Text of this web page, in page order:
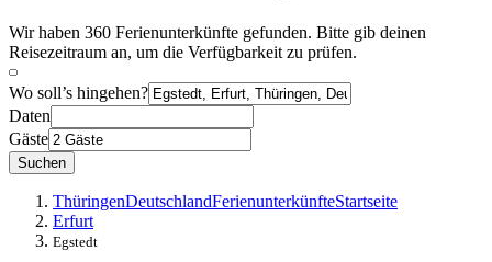
Wir haben 360 Ferienunterkünfte gefunden. Bitte gib deinen
Reisezeitraum an, um die Verfügbarkeit zu prüfen.
Wo soll’s hingehen?
Daten
Gäste
Suchen
ThüringenDeutschlandFerienunterkünfteStartseite
Erfurt
Egstedt